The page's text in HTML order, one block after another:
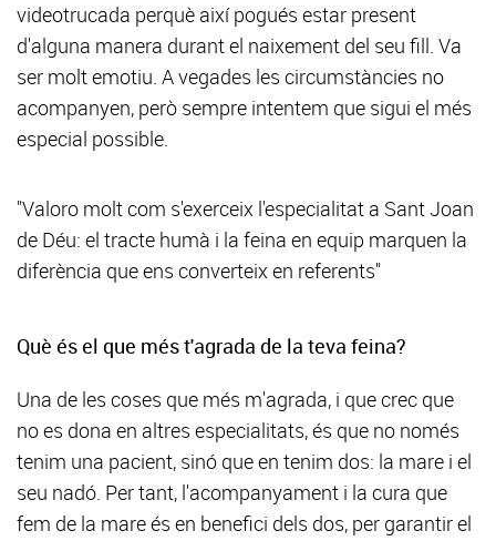
videotrucada perquè així pogués estar present
d'alguna manera durant el naixement del seu fill. Va
ser molt emotiu. A vegades les circumstàncies no
acompanyen, però sempre intentem que sigui el més
especial possible.
"Valoro molt com s'exerceix l'especialitat a Sant Joan
de Déu: el tracte humà i la feina en equip marquen la
diferència que ens converteix en referents"
Què és el que més t'agrada de la teva feina?
Una de les coses que més m'agrada, i que crec que
no es dona en altres especialitats, és que no només
tenim una pacient, sinó que en tenim dos: la mare i el
seu nadó. Per tant, l'acompanyament i la cura que
fem de la mare és en benefici dels dos, per garantir el